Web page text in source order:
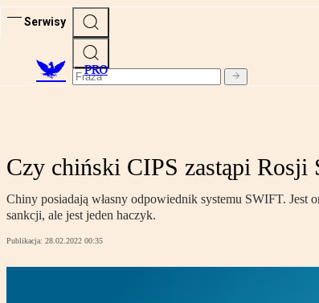
Serwisy
PRO
Czy chiński CIPS zastąpi
Chiny posiadają własny odpowiednik systemu SWIFT. Jest
sankcji, ale jest jeden haczyk.
Publikacja: 28.02.2022 00:35